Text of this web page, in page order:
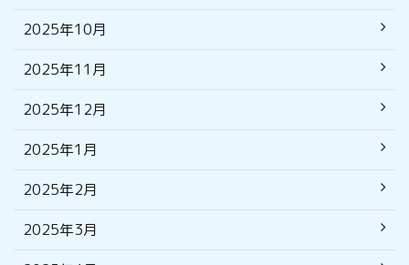
2025年10月
2025年11月
2025年12月
2025年1月
2025年2月
2025年3月